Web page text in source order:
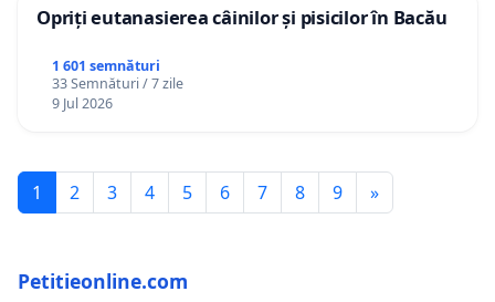
Opriți eutanasierea câinilor și pisicilor în Bacău
1 601 semnături
33 Semnături / 7 zile
9 Jul 2026
1 2 3 4 5 6 7 8 9 »
Petitieonline.com